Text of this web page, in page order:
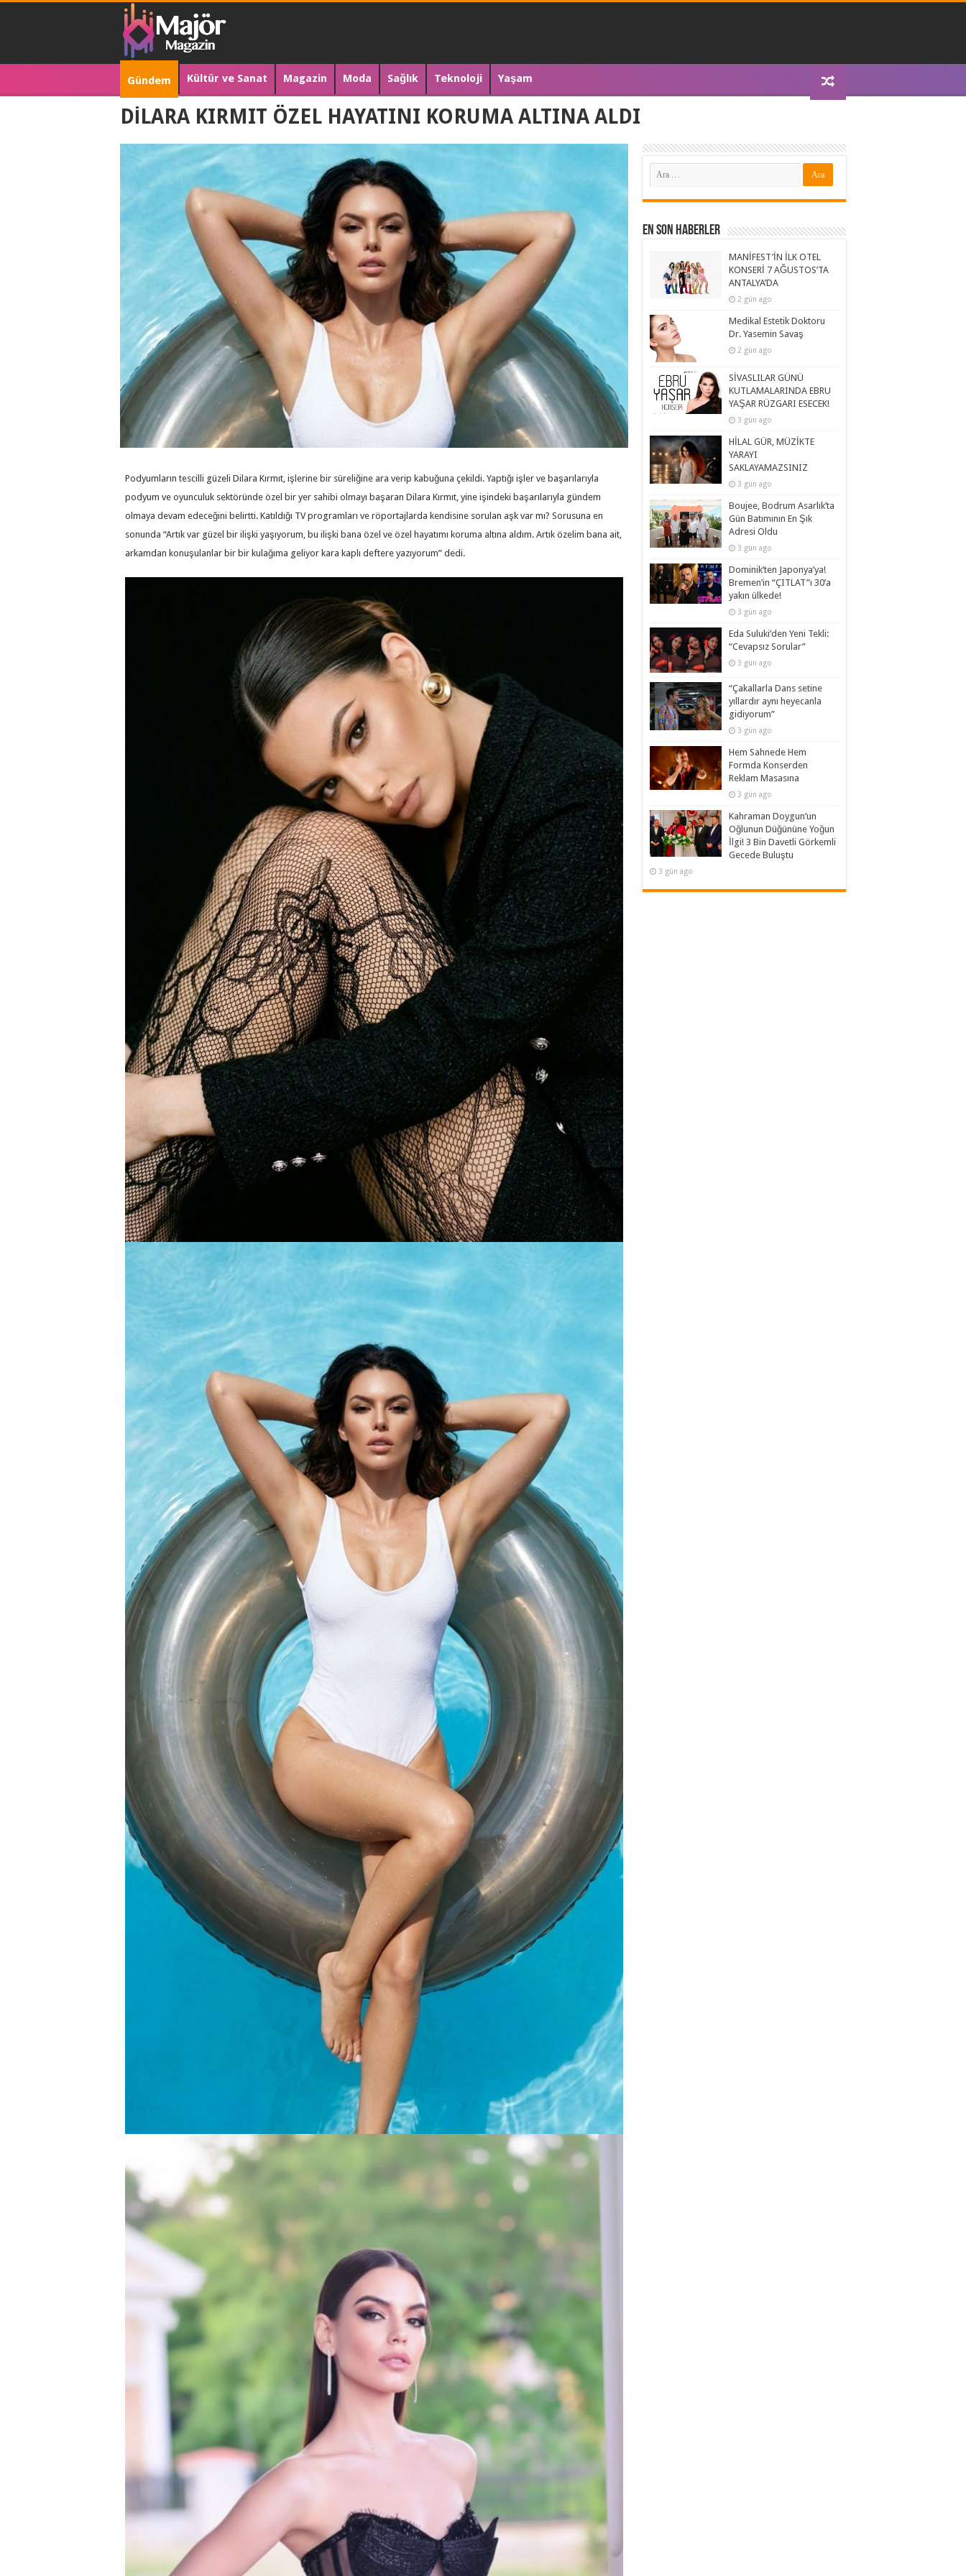
Gündem Kültür ve Sanat Magazin Moda Sağlık Teknoloji Yaşam
DİLARA KIRMIT ÖZEL HAYATINI KORUMA ALTINA ALDI
Podyumların tescilli güzeli Dilara Kırmıt, işlerine bir süreliğine ara verip kabuğuna çekildi. Yaptığı işler ve başarılarıyla
podyum ve oyunculuk sektöründe özel bir yer sahibi olmayı başaran Dilara Kırmıt, yine işindeki başarılarıyla gündem
olmaya devam edeceğini belirtti. Katıldığı TV programları ve röportajlarda kendisine sorulan aşk var mı? Sorusuna en
sonunda “Artık var güzel bir ilişki yaşıyorum, bu ilişki bana özel ve özel hayatımı koruma altına aldım. Artık özelim bana ait,
arkamdan konuşulanlar bir bir kulağıma geliyor kara kaplı deftere yazıyorum” dedi.
En Son Haberler
MANİFEST’İN İLK OTEL
KONSERİ 7 AĞUSTOS’TA
ANTALYA’DA
2 gün ago
Medikal Estetik Doktoru
Dr. Yasemin Savaş
2 gün ago
SİVASLILAR GÜNÜ
KUTLAMALARINDA EBRU
YAŞAR RÜZGARI ESECEK!
3 gün ago
HİLAL GÜR, MÜZİKTE
YARAYI
SAKLAYAMAZSINIZ
3 gün ago
Boujee, Bodrum Asarlık’ta
Gün Batımının En Şık
Adresi Oldu
3 gün ago
Dominik’ten Japonya’ya!
Bremen’in “ÇITLAT”ı 30’a
yakın ülkede!
3 gün ago
Eda Suluki’den Yeni Tekli:
“Cevapsız Sorular”
3 gün ago
“Çakallarla Dans setine
yıllardır aynı heyecanla
gidiyorum”
3 gün ago
Hem Sahnede Hem
Formda Konserden
Reklam Masasına
3 gün ago
Kahraman Doygun’un
Oğlunun Düğününe Yoğun
İlgi! 3 Bin Davetli Görkemli
Gecede Buluştu
3 gün ago